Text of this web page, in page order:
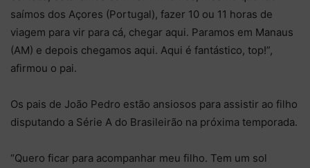
saímos dos Açores (Portugal), fazer 10 ou 11 horas de
viagem para vir para cá, chegar aqui. Paramos em Manaus
(AM) e depois chegamos aqui. Aqui é fantástico, top!”,
afirmou o pai.
Os pais de João Pedro estão ansiosos para assistir ao filho
disputando a Série A do Brasileirão na próxima temporada.
“Quero ficar para acompanhar meu filho. Tem um sol